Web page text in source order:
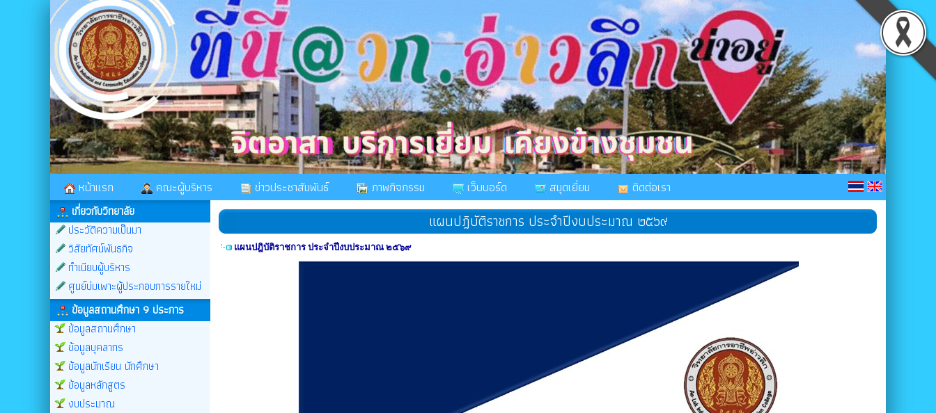
หน้าแรก คณะผู้บริหาร ข่าวประชาสัมพันธ์ ภาพกิจกรรม เว็บบอร์ด สมุดเยี่ยม ติดต่อเรา
เกี่ยวกับวิทยาลัย
ประวัติความเป็นมา
วิสัยทัศน์พันธกิจ
ทำเนียบผู้บริหาร
ศูนย์บ่มเพาะผู้ประกอบการรายใหม่
ข้อมูลสถานศึกษา 9 ประการ
ข้อมูลสถานศึกษา
ข้อมูลบุคลากร
ข้อมูลนักเรียน นักศึกษา
ข้อมูลหลักสูตร
งบประมาณ
แผนปฎิบัติราชการ ประจำปีงบประมาณ ๒๕๖๙
แผนปฎิบัติราชการ ประจำปีงบประมาณ ๒๕๖๙